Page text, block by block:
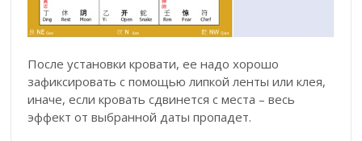
После установки кровати, ее надо хорошо
зафиксировать с помощью липкой ленты или клея,
иначе, если кровать сдвинется с места – весь
эффект от выбранной даты пропадет.